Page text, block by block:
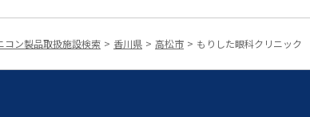
コン製品取扱施設検索 香川県 高松市 もりした眼科クリニック